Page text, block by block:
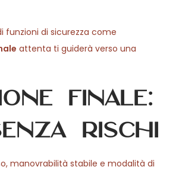
funzioni di sicurezza come
attenta ti guiderà verso una
finale:
rischi
manovrabilità stabile e modalità di